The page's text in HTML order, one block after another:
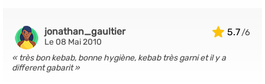
5.7
jonathan_gaultier
Le 08 Mai 2010
très bon kebab, bonne hygiène, kebab très garni et il y a
different gabarit